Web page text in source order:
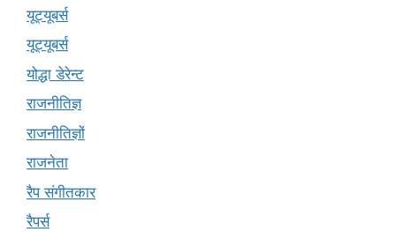
यूट्यूबर्स
यूट्‍यूबर्स
योद्धा डेरेन्ट
राजनीतिज्ञ
राजनीतिज्ञों
राजनेता
रैप संगीतकार
रैपर्स